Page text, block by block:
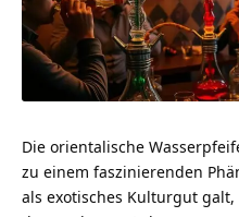
Die orientalische
zu einem faszinierenden
als exotisches Kulturgut